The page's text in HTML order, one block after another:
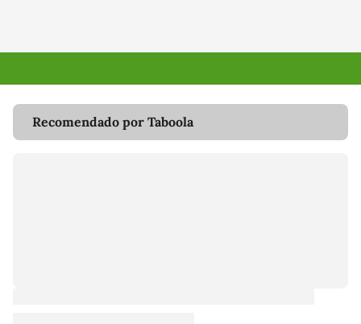
Recomendado por Taboola